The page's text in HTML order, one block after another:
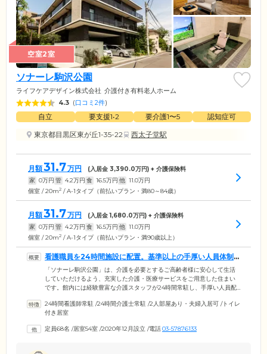
空室2室
ソナーレ駒沢公園
ライフケアデザイン株式会社 介護付き有料老人ホーム
4.3 (口コミ2件)
自立 要支援1•2 要介護1〜5
認知症可
東京都目黒区東が丘1-35-22
西太子堂駅
月額31.7万円 (入居金 3,390.0万円) + 介護保険料
家 0万円 管 4.2万円 食 16.5万円 他 11.0万円
個室 / 20m2 / A-1タイプ（前払いプラン・満80～84歳）
月額31.7万円 (入居金1,680.0万円) + 介護保険料
家 0万円 管 4.2万円 食 16.5万円 他 11.0万円
個室 / 20m2 / A-1タイプ（前払いプラン・満90歳以上）
看護職員を24時間施設に配置。基準以上の手厚い人員体制
でサポートします
「ソナーレ駒沢公園」は、介護を必要とするご高齢者様に安心して生活
していただけるよう、充実した介護・医療サービスをご用意した住まい
です。館内には経験豊富な介護スタッフが24時間常駐し、手厚い人員配
24時間常駐しているため、インスリン投与・胃ろう・中心静脈栄養・在
宅酸素など、医療依存度の高い方も安心してお過ごしいただけます。そ
に対応します。リハビリについては常勤の作業療法士が、ご入居者様の
24時間看護師常駐 /24時間介護士常駐 /2人部屋あり・夫婦入居可 /トイレ
付き居室
定員68名 /居室54室 /2020年12月設立 /電話03-57876133